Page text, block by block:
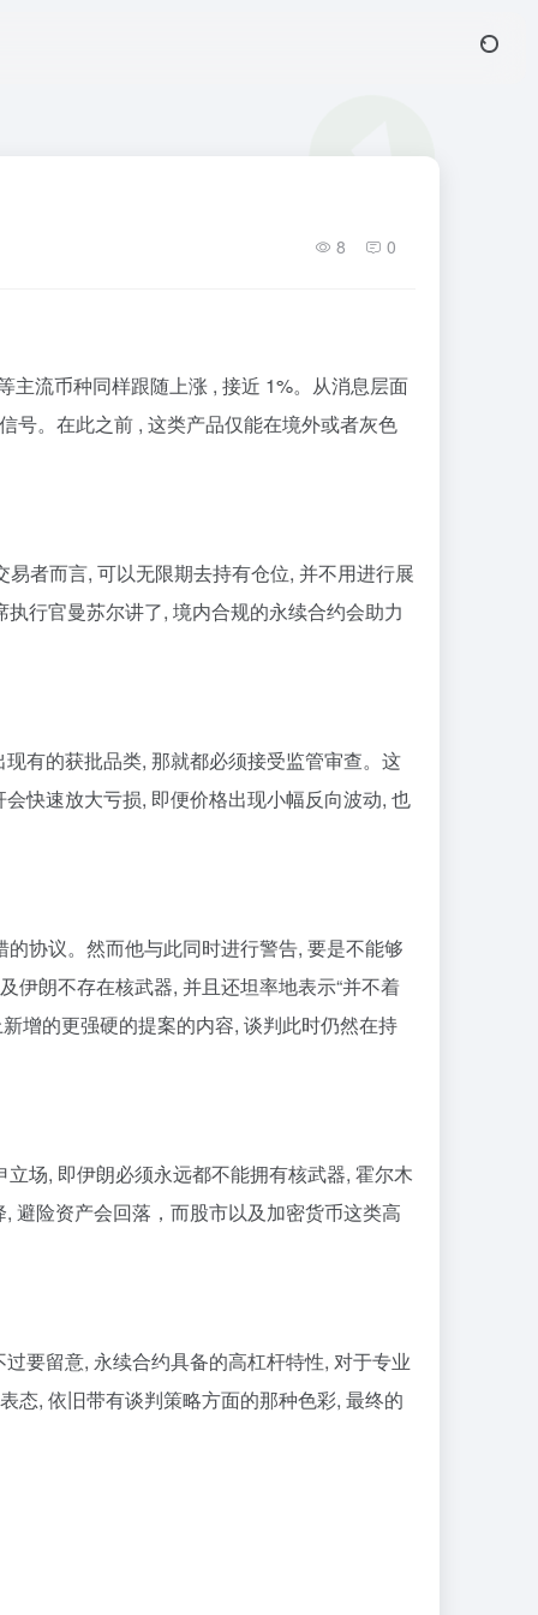
8 0
流币种同样跟随上涨 , 接近 1%。从消息层面
号。在此之前 , 这类产品仅能在境外或者灰色
者而言, 可以无限期去持有仓位, 并不用进行展
行官曼苏尔讲了, 境内合规的永续合约会助力
有的获批品类, 那就都必须接受监管审查。这
快速放大亏损, 即便价格出现小幅反向波动, 也
协议。然而他与此同时进行警告, 要是不能够
伊朗不存在核武器, 并且还坦率地表示“并不着
增的更强硬的提案的内容, 谈判此时仍然在持
场, 即伊朗必须永远都不能拥有核武器, 霍尔木
避险资产会回落，而股市以及加密货币这类高
要留意, 永续合约具备的高杠杆特性, 对于专业
态, 依旧带有谈判策略方面的那种色彩, 最终的